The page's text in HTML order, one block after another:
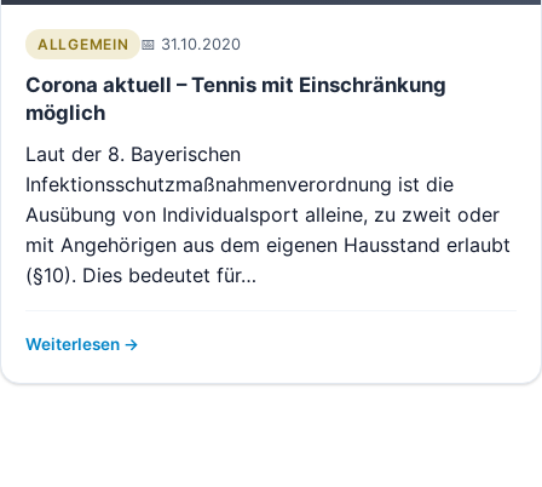
ALLGEMEIN 31.10.2020
Corona aktuell – Tennis mit Einschränkung
möglich
Laut der 8. Bayerischen
Infektionsschutzmaßnahmenverordnung ist die
Ausübung von Individualsport alleine, zu zweit oder
mit Angehörigen aus dem eigenen Hausstand erlaubt
(§10). Dies bedeutet für…
Weiterlesen